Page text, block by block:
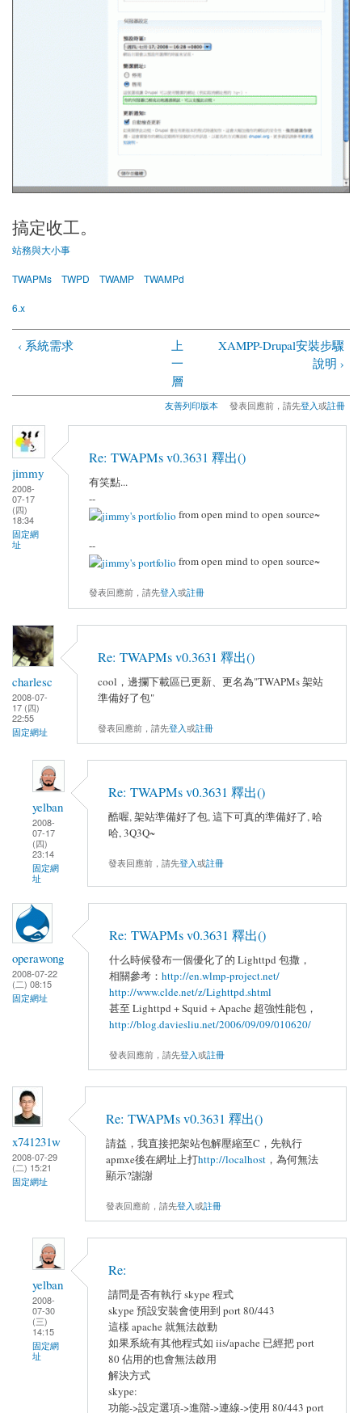
搞定收工。
站務與大小事
TWAPMs TWPD TWAMP TWAMPd
6.x
‹ 系統需求
上
一
層
XAMPP-Drupal安裝步驟
說明 ›
友善列印版本 發表回應前，請先登入或註冊
jimmy
2008-
07-17
(四)
18:34
固定網
址
Re: TWAPMs v0.3631 釋出()
有笑點...
--
from open mind to open source~
--
from open mind to open source~
發表回應前，請先登入或註冊
charlesc
2008-07-
17 (四)
22:55
固定網址
Re: TWAPMs v0.3631 釋出()
cool，邊攔下載區已更新、更名為"TWAPMs 架站
準備好了包"
發表回應前，請先登入或註冊
yelban
2008-
07-17
(四)
23:14
固定網
址
Re: TWAPMs v0.3631 釋出()
酷喔, 架站準備好了包, 這下可真的準備好了, 哈
哈, 3Q3Q~
發表回應前，請先登入或註冊
operawong
2008-07-22
(二) 08:15
固定網址
Re: TWAPMs v0.3631 釋出()
什么時候發布一個優化了的 Lighttpd 包撒，
相關參考： http://en.wlmp-project.net/
http://www.clde.net/z/Lighttpd.shtml
甚至 Lighttpd + Squid + Apache 超強性能包，
http://blog.daviesliu.net/2006/09/09/010620/
發表回應前，請先登入或註冊
x741231w
2008-07-29
(二) 15:21
固定網址
Re: TWAPMs v0.3631 釋出()
請益，我直接把架站包解壓縮至C，先執行
apmxe後在網址上打http://localhost ，為何無法
顯示?謝謝
發表回應前，請先登入或註冊
yelban
2008-
07-30
(三)
14:15
固定網
址
Re:
請問是否有執行 skype 程式
skype 預設安裝會使用到 port 80/443
這樣 apache 就無法啟動
如果系統有其他程式如 iis/apache 已經把 port
80 佔用的也會無法啟用
解決方式
skype:
功能->設定選項->進階->連線->使用 80/443 port